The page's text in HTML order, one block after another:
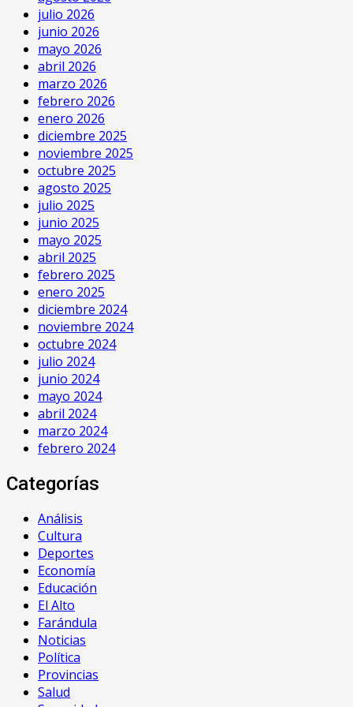
julio 2026
junio 2026
mayo 2026
abril 2026
marzo 2026
febrero 2026
enero 2026
diciembre 2025
noviembre 2025
octubre 2025
agosto 2025
julio 2025
junio 2025
mayo 2025
abril 2025
febrero 2025
enero 2025
diciembre 2024
noviembre 2024
octubre 2024
julio 2024
junio 2024
mayo 2024
abril 2024
marzo 2024
febrero 2024
Categorías
Análisis
Cultura
Deportes
Economía
Educación
El Alto
Farándula
Noticias
Política
Provincias
Salud